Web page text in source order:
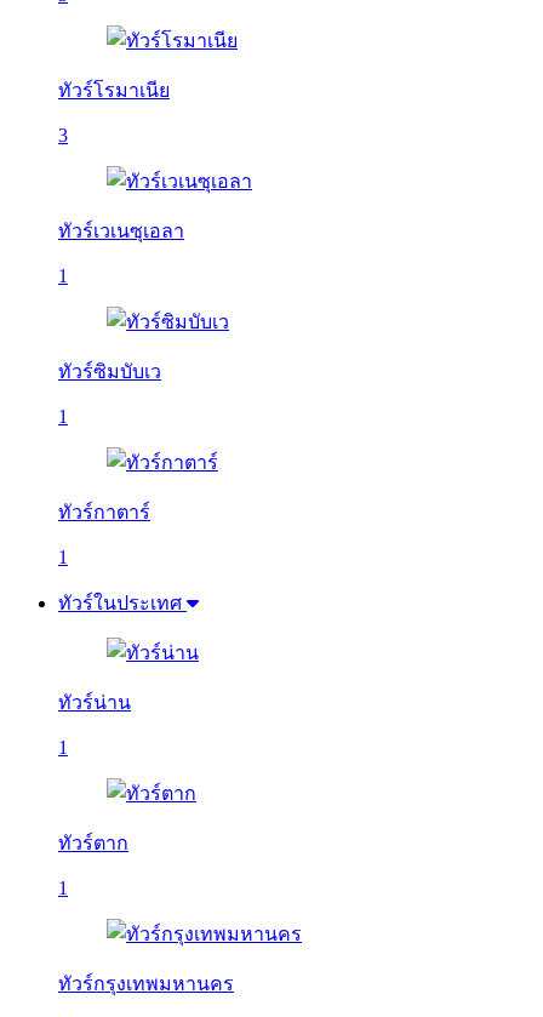
ทัวร์โรมาเนีย
3
ทัวร์เวเนซุเอลา
1
ทัวร์ซิมบับเว
1
ทัวร์กาตาร์
1
ทัวร์ในประเทศ
ทัวร์น่าน
1
ทัวร์ตาก
1
ทัวร์กรุงเทพมหานคร